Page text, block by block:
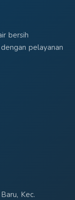
bersih
pelayanan
Kec.